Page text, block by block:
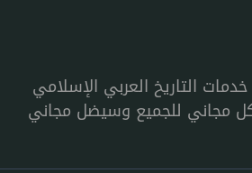
التاريخ العربي الإسلامي
مجاني للجميع وسيضل مجاني